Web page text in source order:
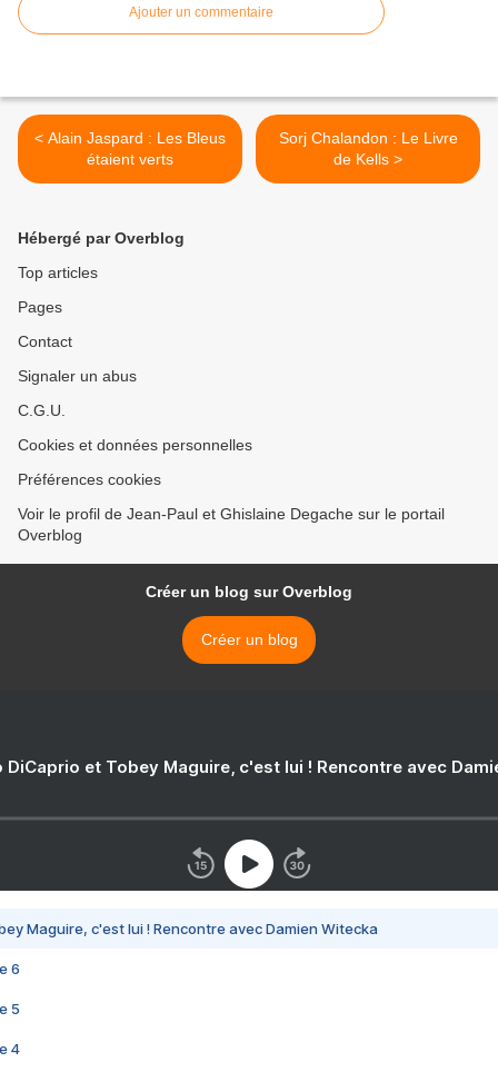
Ajouter un commentaire
< Alain Jaspard : Les Bleus
étaient verts
Sorj Chalandon : Le Livre
de Kells >
Hébergé par Overblog
Top articles
Pages
Contact
Signaler un abus
C.G.U.
Cookies et données personnelles
Préférences cookies
Voir le profil de Jean-Paul et Ghislaine Degache sur le portail
Overblog
Créer un blog sur Overblog
Créer un blog
DiCaprio et Tobey Maguire, c'est lui ! Rencontre avec
Maguire, c'est lui ! Rencontre avec Damien Witecka
6
5
4